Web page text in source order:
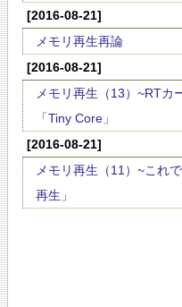
[2016-08-21]
メモリ再生再論
[2016-08-21]
メモリ再生（13）~RTカ
「Tiny Core」
[2016-08-21]
メモリ再生（11）~これ
再生」